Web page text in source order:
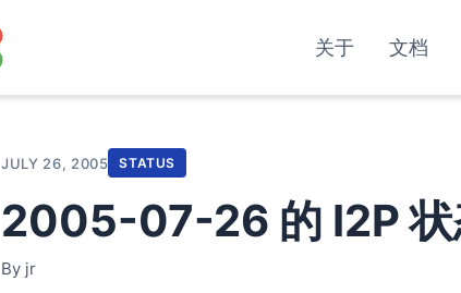
关于 文档
JULY 26, 2005 STATUS
2005-07-26 的 I2P 状
By jr